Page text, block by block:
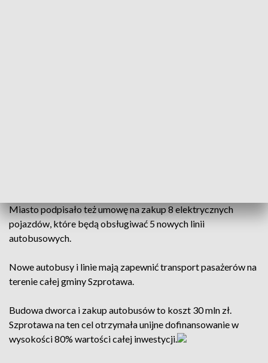
Miasto podpisało też umowę na zakup 8 elektrycznych
pojazdów, które będą obsługiwać 5 nowych linii
autobusowych.
Nowe autobusy i linie mają zapewnić transport pasażerów na
terenie całej gminy Szprotawa.
Budowa dworca i zakup autobusów to koszt 30 mln zł.
Szprotawa na ten cel otrzymała unijne dofinansowanie w
wysokości 80% wartości całej inwestycji.